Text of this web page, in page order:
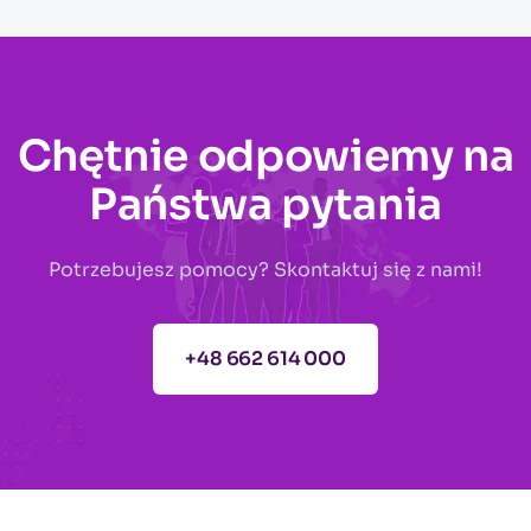
Chętnie odpowiemy na
Państwa pytania
Potrzebujesz pomocy? Skontaktuj się z nami!
+48 662 614 000